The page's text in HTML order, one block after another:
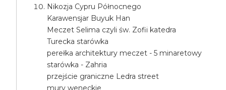
Nikozja Cypru Północnego
Karawensjar Buyuk Han
Meczet Selima czyli św. Zofii katedra
Turecka starówka
perełka architektury meczet - 5 minaretowy
starówka - Zahria
przejście graniczne Ledra street
mury weneckie